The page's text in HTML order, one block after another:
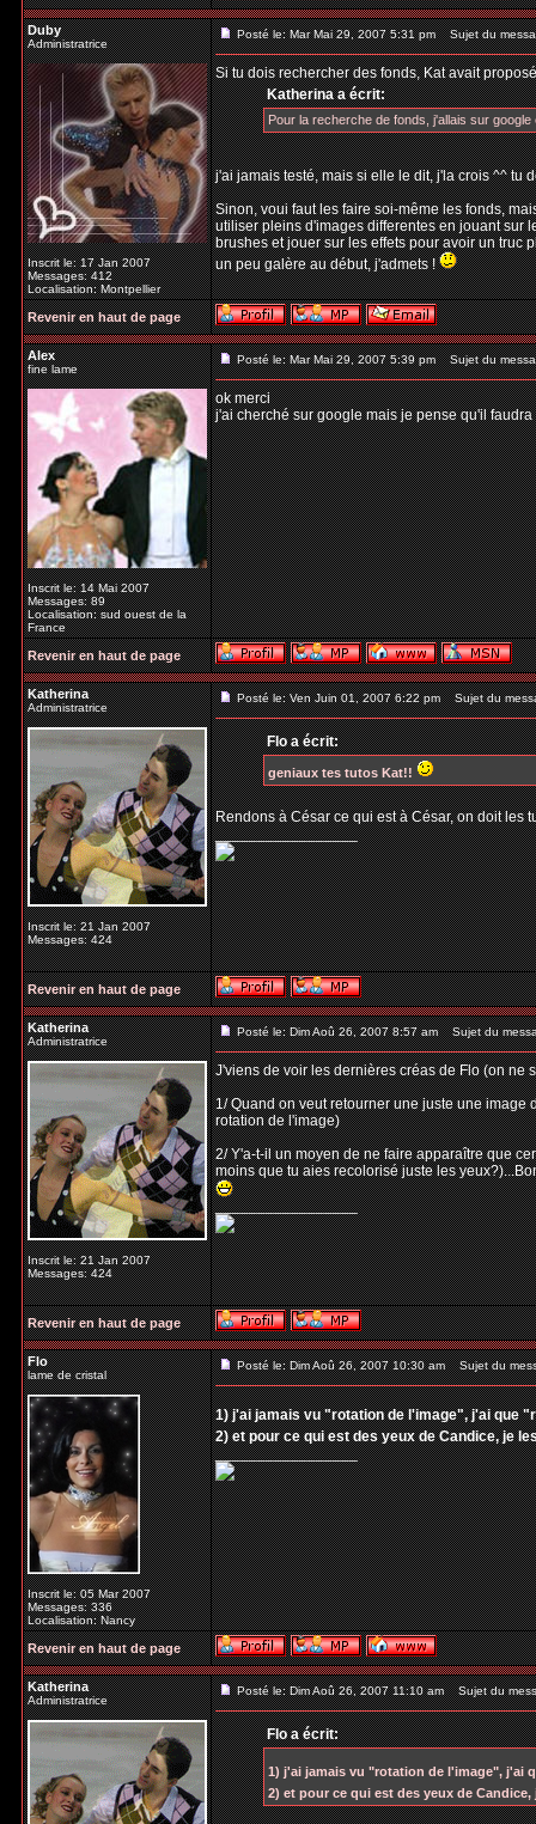
Duby
Administratrice
Inscrit le: 17 Jan 2007
Messages: 412
Localisation: Montpellier
Posté le: Mar Mai 29, 2007 5:31 pm Sujet du
Si tu dois rechercher des fonds, Kat avait
Katherina a écrit:
Pour la recherche de fonds, j'allais sur
j'ai jamais testé, mais si elle le dit, j'la crois ^^ tu
Sinon, voui faut les faire soi-même les fonds,
utiliser pleins d'images differentes en jouant sur
brushes et jouer sur les effets pour avoir un truc
un peu galère au début, j'admets !
Revenir en haut de page
Alex
fine lame
Inscrit le: 14 Mai 2007
Messages: 89
Localisation: sud ouest de la
France
Posté le: Mar Mai 29, 2007 5:39 pm Sujet du
ok merci
j'ai cherché sur google mais je pense qu'il
Revenir en haut de page
Katherina
Administratrice
Inscrit le: 21 Jan 2007
Messages: 424
Posté le: Ven Juin 01, 2007 6:22 pm Sujet du
Flo a écrit:
geniaux tes tutos Kat!!
Rendons à César ce qui est à César, on doit les
_________________
Revenir en haut de page
Katherina
Administratrice
Inscrit le: 21 Jan 2007
Messages: 424
Posté le: Dim Aoû 26, 2007 8:57 am Sujet du
J'viens de voir les dernières créas de Flo (on ne
1/ Quand on veut retourner une juste une image
rotation de l'image)
2/ Y'a-t-il un moyen de ne faire apparaître que
moins que tu aies recolorisé juste les
_________________
Revenir en haut de page
Flo
lame de cristal
Inscrit le: 05 Mar 2007
Messages: 336
Localisation: Nancy
Posté le: Dim Aoû 26, 2007 10:30 am Sujet du
1) j'ai jamais vu "rotation de l'image", j'ai que
2) et pour ce qui est des yeux de Candice, je
_________________
Revenir en haut de page
Katherina
Administratrice
Posté le: Dim Aoû 26, 2007 11:10 am Sujet du
Flo a écrit:
1) j'ai jamais vu "rotation de l'image", j'ai
2) et pour ce qui est des yeux de